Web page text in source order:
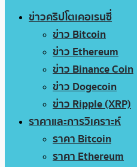
ข่าวคริปโตเคอเรนซี่
ข่าว Bitcoin
ข่าว Ethereum
ข่าว Binance Coin
ข่าว Dogecoin
ข่าว Ripple (XRP)
ราคาและการวิเคราะห์
ราคา Bitcoin
ราคา Ethereum